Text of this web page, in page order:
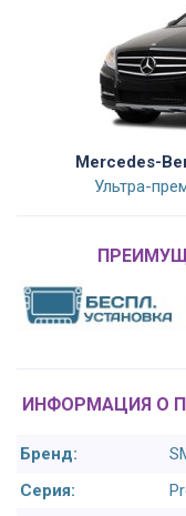
Mercedes-
Ультра-
ИНФОРМАЦИЯ О
Бренд:
Серия: